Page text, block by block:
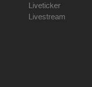
Liveticker
Livestream